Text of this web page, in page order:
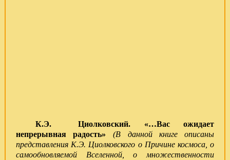
К.Э. Циолковский. «…Вас ожидает
непрерывная радость»
(В данной книге описаны
представления К.Э. Циолковского о Причине космоса, о
самообновляемой Вселенной, о множественности